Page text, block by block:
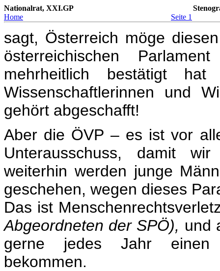
Nationalrat, XXI.GP
Home
Seite 1
sagt, Österreich möge
österreichischen
mehrheitlich bestätigt
Wissenschaftlerinnen und
gehört abgeschafft!
Aber die ÖVP – es ist vor
Unterausschuss, damit
weiterhin werden junge
geschehen, wegen dieses
Das ist
Abgeordneten der SPÖ), und
gerne jedes Jahr einen
bekommen.